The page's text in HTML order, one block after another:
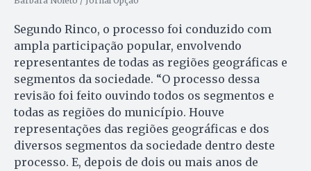
Segundo Rinco, o processo foi conduzido com
ampla participação popular, envolvendo
representantes de todas as regiões geográficas e
segmentos da sociedade. “O processo dessa
revisão foi feito ouvindo todos os segmentos e
todas as regiões do município. Houve
representações das regiões geográficas e dos
diversos segmentos da sociedade dentro deste
processo. E, depois de dois ou mais anos de